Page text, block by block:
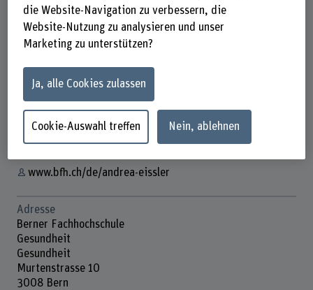
Andrea Eissler
Externe Fachperson
Kontakt
E-Mail anzeigen
www.bfh.ch/de/andrea-eissler
Adresse
Berner Fachhochschule
Gesundheit
Gesundheit
Murtenstrasse 10
3008 Bern
die Website-Navigation zu verbessern, die
Website-Nutzung zu analysieren und unser
Marketing zu unterstützen?
Ja, alle Cookies zulassen
Cookie-Auswahl treffen Nein, ablehnen